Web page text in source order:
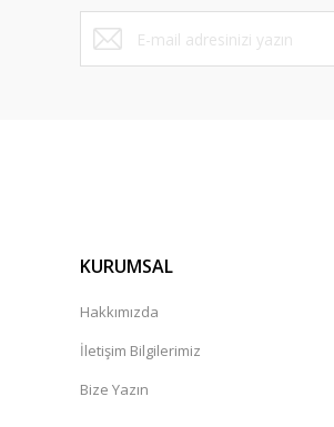
KURUMSAL
Hakkımızda
İletişim Bilgilerimiz
Bize Yazın